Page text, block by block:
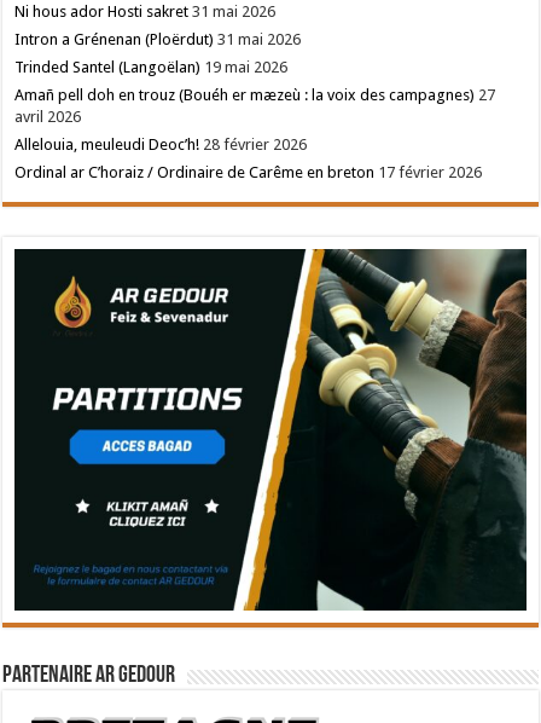
Ni hous ador Hosti sakret 31 mai 2026
Intron a Grénenan (Ploërdut) 31 mai 2026
Trinded Santel (Langoëlan) 19 mai 2026
Amañ pell doh en trouz (Bouéh er mæzeù : la voix des campagnes) 27
avril 2026
Allelouia, meuleudi Deoc’h! 28 février 2026
Ordinal ar C’horaiz / Ordinaire de Carême en breton 17 février 2026
Partenaire Ar Gedour